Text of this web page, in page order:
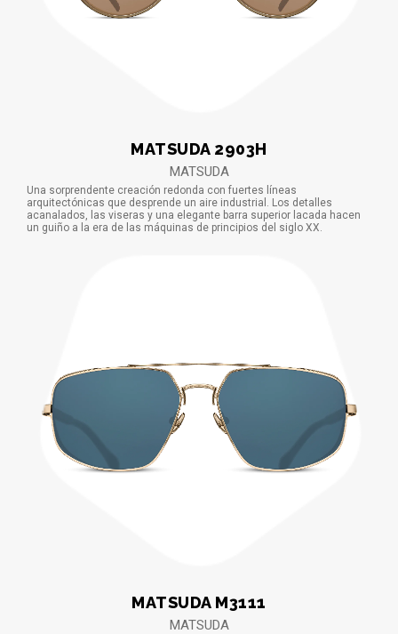
MATSUDA 2903H
MATSUDA
Una sorprendente creación redonda con fuertes líneas
arquitectónicas que desprende un aire industrial. Los detalles
acanalados, las viseras y una elegante barra superior lacada hacen
un guiño a la era de las máquinas de principios del siglo XX.
MATSUDA M3111
MATSUDA